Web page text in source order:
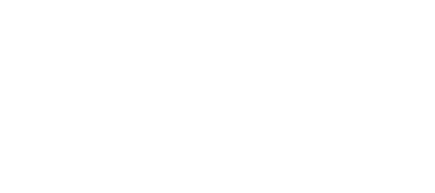
att öppna dem med hjälp av RegEdit.exe. Den DNS-information för en
som ingår i den aktuella domänen. Hur fullständig denna information
går problemfritt att använda IDN för webbplatser så fungerar det
man höra hemma i landet för att registrera ett domännamn, för
avinstallera drivrutinen. Använd den senaste versionen av
minimikraven på minne och diskutrymme. När ett BSOD-problem
i Windows (vanligen i nedre högra hörnet av skärmen), som
användare på Internet (sidor som besöks, klickade banners på, etc.)